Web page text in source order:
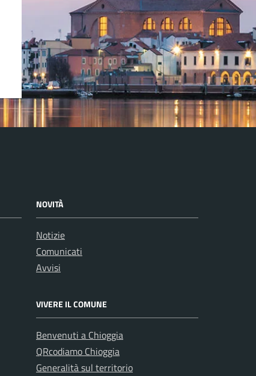
NOVITÀ
Notizie
Comunicati
Avvisi
VIVERE IL COMUNE
Benvenuti a Chioggia
QRcodiamo Chioggia
Generalità sul territorio